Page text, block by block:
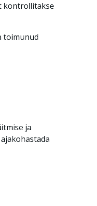
kontrollitakse
toimunud
ja